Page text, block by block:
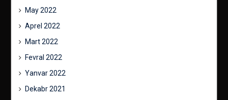
May 2022
Aprel 2022
Mart 2022
Fevral 2022
Yanvar 2022
Dekabr 2021